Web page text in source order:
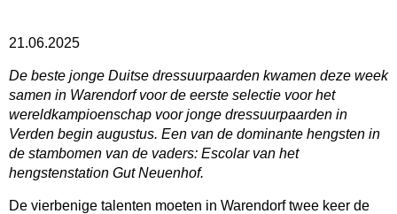
21.06.2025
De beste jonge Duitse dressuurpaarden kwamen deze week
samen in Warendorf voor de eerste selectie voor het
wereldkampioenschap voor jonge dressuurpaarden in
Verden begin augustus. Een van de dominante hengsten in
de stambomen van de vaders: Escolar van het
hengstenstation Gut Neuenhof.
De vierbenige talenten moeten in Warendorf twee keer de